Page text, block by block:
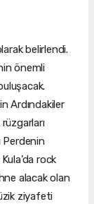
belirlendi.
önemli
Ardındakiler
Perdenin
rock
alacak olan
ziyafeti